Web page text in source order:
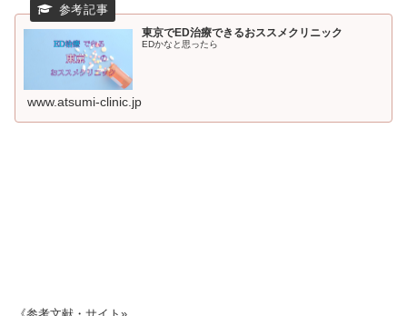
東京でED治療できるおススメクリニック
EDかなと思ったら
www.atsumi-clinic.jp